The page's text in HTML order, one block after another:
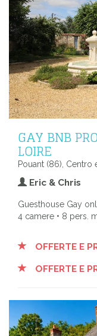
GAY BNB
LOIRE
Pouant (86), Centro
Eric & Chris
Guesthouse Gay
4 camere • 8 pers.
OFFERTE E
OFFERTE E